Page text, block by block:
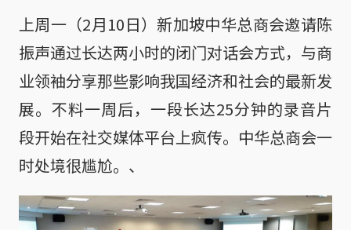
上周一（2月10日）新加坡中华总商会邀请陈
振声通过长达两小时的闭门对话会方式，与商
业领袖分享那些影响我国经济和社会的最新发
展。不料一周后，一段长达25分钟的录音片
段开始在社交媒体平台上疯传。中华总商会一
时处境很尴尬。、